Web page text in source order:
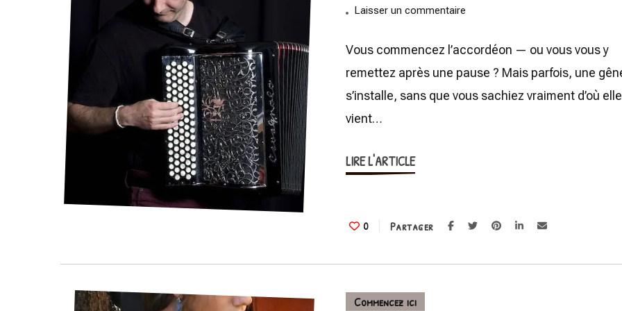
Laisser un commentaire
réglages
indispensables
bien
Vous commencez l’accordéon — ou vous vous y
remettez après une pause ? Mais parfois, une
s’installe, sans que vous sachiez vraiment d’où elle
vient…
LIRE L'ARTICLE
0 Partager
Commencez ici